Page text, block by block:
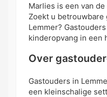
Marlies is een van
Zoekt u betrouwbare
Lemmer?
kinderopvang in een
Over
Gastouders in
een kleinschalige